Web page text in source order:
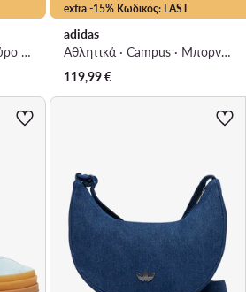
Αθλητικά · Gazelle · Σκούρο μπλε
extra -15% Κωδικός: LAST
adidas
Αθλητικά · Campus · Μπορντό
119,99€